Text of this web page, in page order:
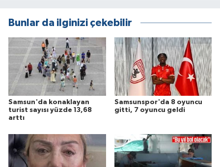
Bunlar da ilginizi çekebilir
Samsun'da konaklayan
turist sayısı yüzde 13,68
arttı
Samsunspor'da 8 oyuncu
gitti, 7 oyuncu geldi